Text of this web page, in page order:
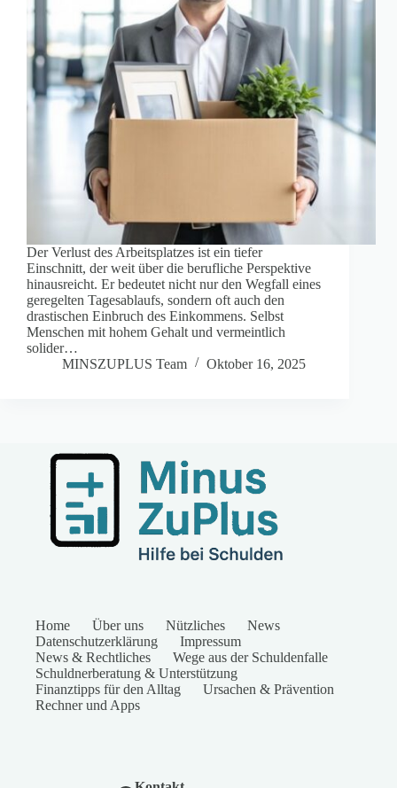
Der Verlust des Arbeitsplatzes ist ein tiefer
Einschnitt, der weit über die berufliche Perspektive
hinausreicht. Er bedeutet nicht nur den Wegfall eines
geregelten Tagesablaufs, sondern oft auch den
drastischen Einbruch des Einkommens. Selbst
Menschen mit hohem Gehalt und vermeintlich
solider…
MINSZUPLUS Team
Oktober 16, 2025
Home Über uns Nützliches
News
Datenschutzerklärung
Impressum
News & Rechtliches
Wege aus der Schuldenfalle
Schuldnerberatung & Unterstützung
Finanztipps für den Alltag
Ursachen & Prävention
Rechner und Apps